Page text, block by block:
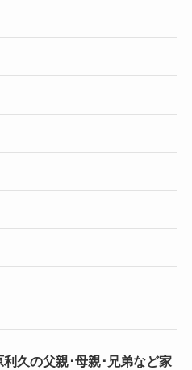
利久の父親･母親･兄弟など家